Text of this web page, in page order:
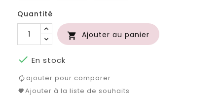
Quantité
 Ajouter au panier
 En stock
ajouter pour comparer
Ajouter à la liste de souhaits